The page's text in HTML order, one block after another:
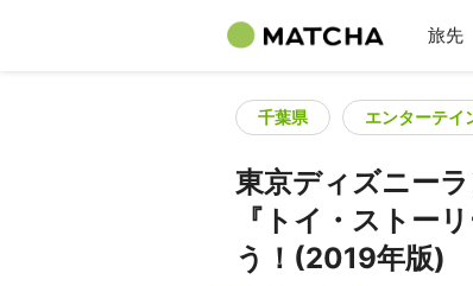
旅先
千葉県 エンターテイ
東京ディズニー
『トイ・ストー
う！(2019年版)